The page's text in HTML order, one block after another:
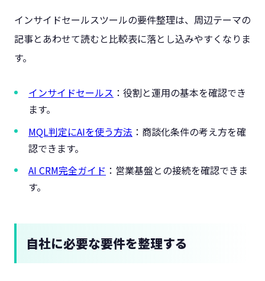
インサイドセールスツールの要件整理は、周辺テーマの
記事とあわせて読むと比較表に落とし込みやすくなりま
す。
インサイドセールス ：役割と運用の基本を確認でき
ます。
MQL判定にAIを使う方法 ：商談化条件の考え方を確
認できます。
AI CRM完全ガイド ：営業基盤との接続を確認できま
す。
自社に必要な要件を整理する